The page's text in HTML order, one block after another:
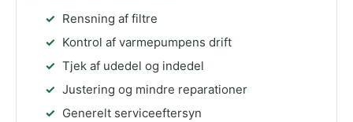
Rensning af filtre
Kontrol af varmepumpens drift
Tjek af udedel og indedel
Justering og mindre reparationer
Generelt serviceeftersyn